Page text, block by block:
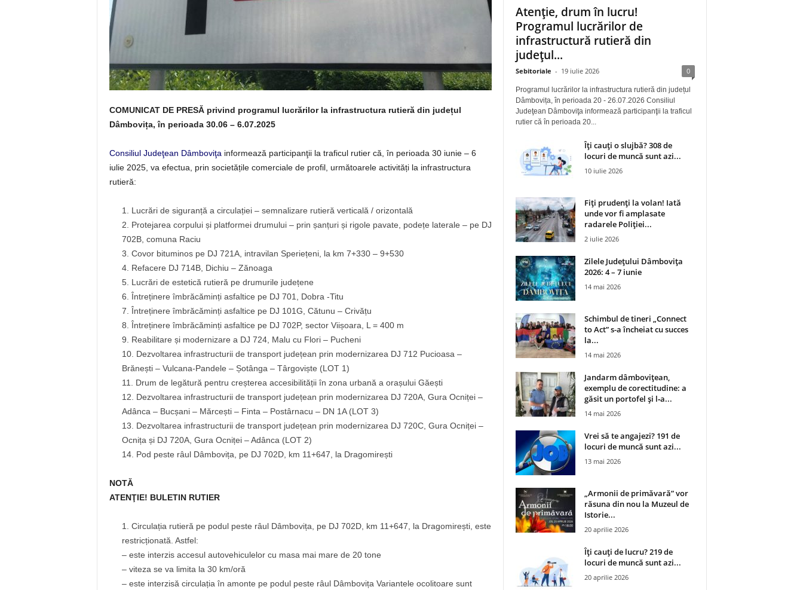
COMUNICAT DE PRESĂ privind programul lucrărilor la infrastructura rutieră din județul
Dâmbovița, în perioada 30.06 – 6.07.2025
Consiliul Judeţean Dâmboviţa informează participanţii la traficul rutier că, în perioada 30 iunie – 6
iulie 2025, va efectua, prin societățile comerciale de profil, următoarele activități la infrastructura
rutieră:
Lucrări de siguranță a circulației – semnalizare rutieră verticală / orizontală
Protejarea corpului și platformei drumului – prin șanțuri și rigole pavate, podețe laterale – pe DJ
702B, comuna Raciu
Covor bituminos pe DJ 721A, intravilan Speriețeni, la km 7+330 – 9+530
Refacere DJ 714B, Dichiu – Zănoaga
Lucrări de estetică rutieră pe drumurile județene
Întreținere îmbrăcăminți asfaltice pe DJ 701, Dobra -Titu
Întreținere îmbrăcăminți asfaltice pe DJ 101G, Cătunu – Crivățu
Întreținere îmbrăcăminți asfaltice pe DJ 702P, sector Viișoara, L = 400 m
Reabilitare și modernizare a DJ 724, Malu cu Flori – Pucheni
Dezvoltarea infrastructurii de transport județean prin modernizarea DJ 712 Pucioasa –
Brănești – Vulcana-Pandele – Șotânga – Târgoviște (LOT 1)
Drum de legătură pentru creșterea accesibilității în zona urbană a orașului Găești
Dezvoltarea infrastructurii de transport județean prin modernizarea DJ 720A, Gura Ocniței –
Adânca – Bucșani – Mărcești – Finta – Postârnacu – DN 1A (LOT 3)
Dezvoltarea infrastructurii de transport județean prin modernizarea DJ 720C, Gura Ocniței –
Ocnița și DJ 720A, Gura Ocniței – Adânca (LOT 2)
Pod peste râul Dâmbovița, pe DJ 702D, km 11+647, la Dragomirești
NOTĂ
ATENŢIE! BULETIN RUTIER
Circulația rutieră pe podul peste râul Dâmbovița, pe DJ 702D, km 11+647, la Dragomirești, este
restricționată. Astfel:
– este interzis accesul autovehiculelor cu masa mai mare de 20 tone
– viteza se va limita la 30 km/oră
– este interzisă circulația în amonte pe podul peste râul Dâmbovița Variantele ocolitoare sunt
Atenție, drum în lucru!
Programul lucrărilor de
infrastructură rutieră din
județul...
Sebitoriale - 19 iulie 2026 0
Programul lucrărilor la infrastructura rutieră din județul
Dâmbovița, în perioada 20 - 26.07.2026 Consiliul
Judeţean Dâmboviţa informează participanţii la traficul
rutier că în perioada 20...
Îți cauți o slujbă? 308 de
locuri de muncă sunt azi...
10 iulie 2026
Fiți prudenți la volan! Iată
unde vor fi amplasate
radarele Poliției...
2 iulie 2026
Zilele Județului Dâmbovița
2026: 4 – 7 iunie
14 mai 2026
Schimbul de tineri „Connect
to Act” s-a încheiat cu succes
la...
14 mai 2026
Jandarm dâmbovițean,
exemplu de corectitudine: a
găsit un portofel și l‑a...
14 mai 2026
Vrei să te angajezi? 191 de
locuri de muncă sunt azi...
13 mai 2026
„Armonii de primăvară” vor
răsuna din nou la Muzeul de
Istorie...
20 aprilie 2026
Îți cauți de lucru? 219 de
locuri de muncă sunt azi...
20 aprilie 2026